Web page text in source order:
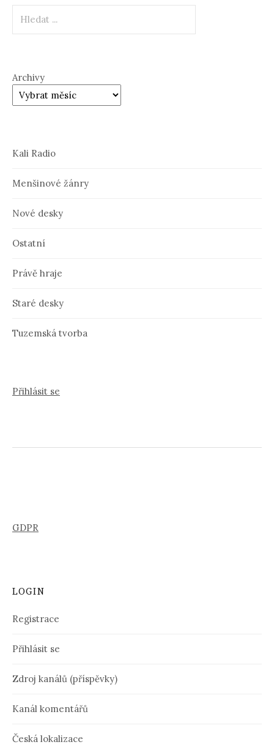
Archivy
Kali Radio
Menšinové žánry
Nové desky
Ostatní
Právě hraje
Staré desky
Tuzemská tvorba
Přihlásit se
GDPR
LOGIN
Registrace
Přihlásit se
Zdroj kanálů (příspěvky)
Kanál komentářů
Česká lokalizace